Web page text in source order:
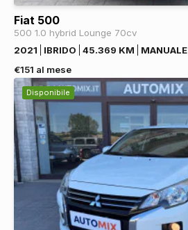
Fiat 500
500 1.0 hybrid Lounge 70cv
2021
IBRIDO 45.369 KM
MANUALE
€151 al mese
Disponibile